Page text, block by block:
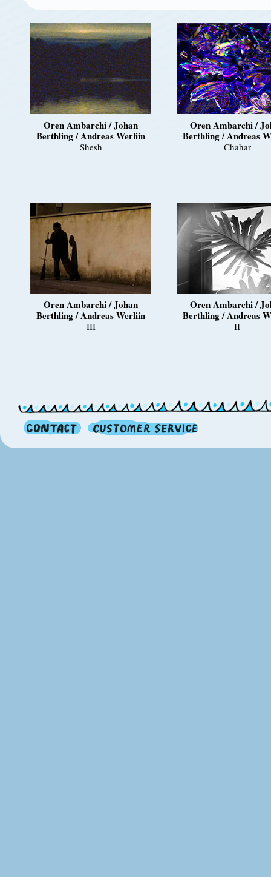
Oren Ambarchi / Johan
Berthling / Andreas Werliin
Shesh
Oren Ambarchi /
Berthling / Andreas
Chahar
Oren Ambarchi / Johan
Berthling / Andreas Werliin
III
Oren Ambarchi /
Berthling / Andreas
II